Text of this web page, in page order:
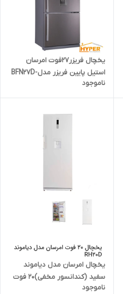
یخچال فریزر27فوت امرسان
استیل پایین فریزر مدلBFN27D-
W2
ناموجود
یخچال امرسان مدل دیاموند
سفید (کندانسور مخفی)20 فوت
ناموجود